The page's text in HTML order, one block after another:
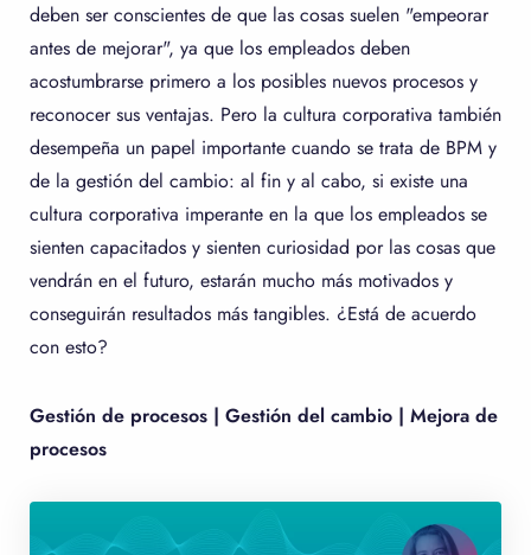
deben ser conscientes de que las cosas suelen "empeorar
antes de mejorar", ya que los empleados deben
acostumbrarse primero a los posibles nuevos procesos y
reconocer sus ventajas. Pero la cultura corporativa también
desempeña un papel importante cuando se trata de BPM y
de la gestión del cambio: al fin y al cabo, si existe una
cultura corporativa imperante en la que los empleados se
sienten capacitados y sienten curiosidad por las cosas que
vendrán en el futuro, estarán mucho más motivados y
conseguirán resultados más tangibles. ¿Está de acuerdo
con esto?
Gestión de procesos | Gestión del cambio | Mejora de
procesos